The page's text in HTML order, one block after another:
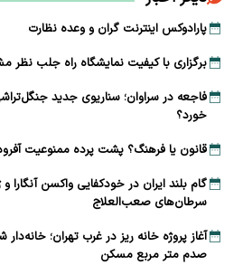
پارادوکس اینترنت گران و وعده نظارت
برگزاری با کیفیت نمایشگاه راه جلب نظر
فاجعه در سراوان؛ سناریوی جدید
خورد؟
قانون یا فرهنگ؟ پشت پرده ممنوعیت
گام بلند ایران در خودکفایی واکسن آنگارا
سرطان‌های صعب‌العلاج
آغاز پروژه خانه ریز در غرب تهران؛
صدم متر مربع مسکن